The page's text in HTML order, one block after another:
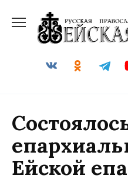
содержанию
Ейской